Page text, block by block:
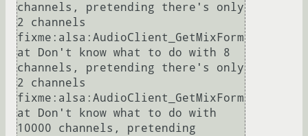
channels, pretending there's only
2 channels
fixme:alsa:AudioClient_GetMixForm
at Don't know what to do with 8
channels, pretending there's only
2 channels
fixme:alsa:AudioClient_GetMixForm
at Don't know what to do with
10000 channels, pretending